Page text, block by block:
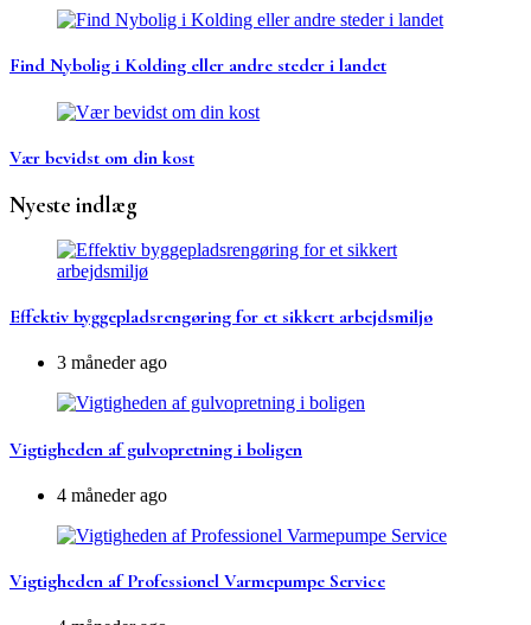
Find Nybolig i Kolding eller andre steder i landet
Vær bevidst om din kost
Nyeste indlæg
Effektiv byggepladsrengøring for et sikkert arbejdsmiljø
3 måneder ago
Vigtigheden af gulvopretning i boligen
4 måneder ago
Vigtigheden af Professionel Varmepumpe Service